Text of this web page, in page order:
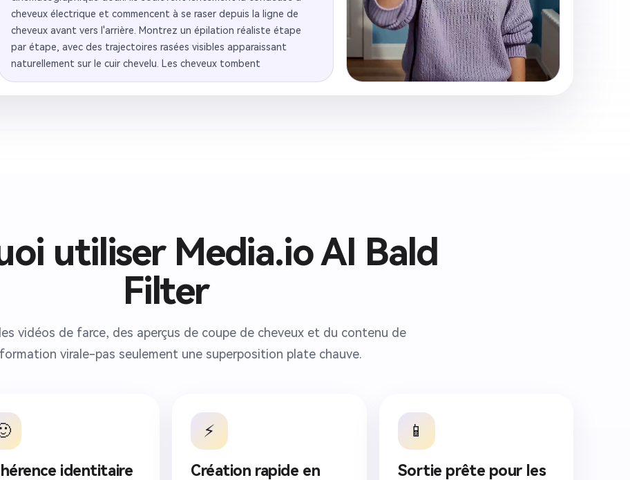
cheveux électrique et commencent à se raser depuis la ligne de
cheveux avant vers l'arrière. Montrez un épilation réaliste étape
par étape, avec des trajectoires rasées visibles apparaissant
naturellement sur le cuir chevelu. Les cheveux tombent
progressivement en petits brins et particules. Incluez des plans
Ultra réaliste, esthétique cinématographique des médias sociaux,
détails réalistes du cuir chevelu, assistance à la morphologie de
l'IA en douceur, texture naturelle de la peau, vidéo verticale 9:16,
haut détail, physique réaliste, transformation émotionnellement
utiliser Media.io AI Bald
Filter
vidéos de farce, des aperçus de coupe de cheveux et du contenu de
virale-pas seulement une superposition plate chauve.
identitaire
⚡
Création rapide en
📱
Sortie prête pour les